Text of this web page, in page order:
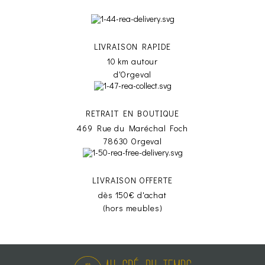
LIVRAISON RAPIDE
10 km autour
d'Orgeval
RETRAIT EN BOUTIQUE
469 Rue du Maréchal Foch
78630 Orgeval
LIVRAISON OFFERTE
dès 150€ d'achat
(hors meubles)